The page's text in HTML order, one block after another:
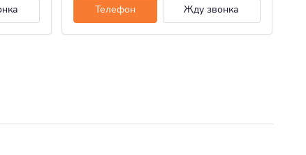
Телефон Жду звонка